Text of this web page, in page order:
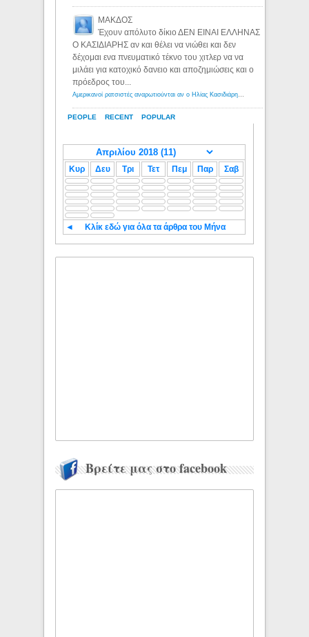
PEOPLE RECENT POPULAR
ΜΑΚΔΟΣ
Έχουν απόλυτο δίκιο ΔΕΝ ΕΙΝΑΙ ΕΛΛΗΝΑΣ
Ο ΚΑΣΙΔΙΑΡΗΣ αν και θέλει να νιώθει και δεν
δέχομαι ενα πνευματικό τέκνο του χιτλερ να να
μιλάει για κατοχικό δανειο και αποζημιώσεις και ο
πρόεδρος του...
Αμερικανοί ρατσιστές αναρωτιούνται αν ο Ηλίας Κασιδιάρης ανήκει στη λευκή φυλή... - Λόγιος Ερμής
Κυρ Δευ Τρι Τετ Πεμ Παρ Σαβ
◄ Κλίκ εδώ για όλα τα άρθρα του Μήνα
Βρείτε μας στο facebook